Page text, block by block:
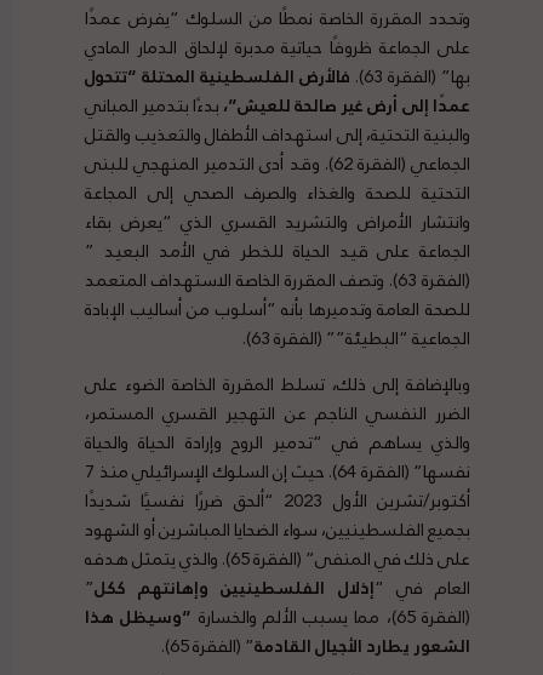
وتحدد المقررة الخاصة نمطًا من السلوك “يفرض عمدًا
على الجماعة ظروفًا حياتية مدبرة لإلحاق الدمار المادي
بها” (الفقرة 63).
فالأرض الفلسطينية المحتلة “تتحول
عمدًا إلى أرض غير صالحة للعيش”،بدءًا بتدمير المباني
والبنية التحتية، إلى استهداف الأطفال والتعذيب والقتل
الجماعي (الفقرة 62). وقد أدى التدمير المنهجي للبنى
التحتية للصحة والغذاء والصرف الصحي إلى المجاعة
وانتشار الأمراض والتشريد القسري الذي “يعرض بقاء
الجماعة على قيد الحياة للخطر في الأمد البعيد ”
(الفقرة 63). وتصف المقررة الخاصة الاستهداف المتعمد
للصحة العامة وتدميرها بأنه “أسلوب من أساليب الإبادة
الجماعية “البطيئة”” (الفقرة 63).
وبالإضافة إلى ذلك، تسلط المقررة الخاصة الضوء على
الضرر النفسي الناجم عن التهجير القسري المستمر،
والذي يساهم في “تدمير الروح وإرادة الحياة والحياة
نفسها” (الفقرة 64). حيث إن السلوك الإسرائيلي منذ 7
أكتوبر/تشرين الأول 2023 “ألحق ضررًا نفسيًا شديدًا
بجميع الفلسطينيين، سواء الضحايا المباشرين أو الشهود
على ذلك في المنفى” (الفقرة 65). والذي يتمثل هدفه
العام في “إذلال الفلسطينيين وإهانتهم ككل”
(الفقرة 65)، مما يسبب الألم والخسارة
“وسيظل هذا
الشعور يطارد الأجيال القادمة” (الفقرة 65).